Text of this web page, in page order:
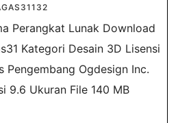
Perangkat Lunak Download
Kategori Desain 3D Lisensi
Pengembang Ogdesign Inc.
9.6 Ukuran File 140 MB